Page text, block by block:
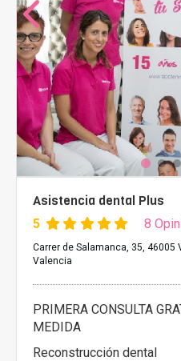
Asistencia dental Plus
5 8
Carrer de Salamanca, 35, 46005
Valencia
PRIMERA CONSULTA
MEDIDA
Reconstrucción dental